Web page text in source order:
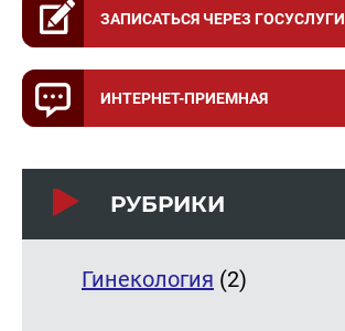
ЗАПИСАТЬСЯ ЧЕРЕЗ ГОСУСЛУГИ
ИНТЕРНЕТ-ПРИЕМНАЯ
РУБРИКИ
Гинекология (2)